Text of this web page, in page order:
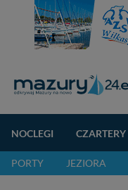
NOCLEGI CZARTERY
PORTY JEZIORA